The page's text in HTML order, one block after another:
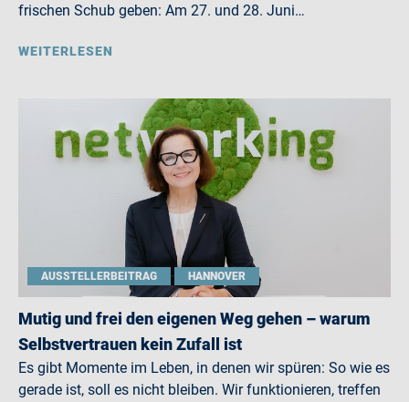
frischen Schub geben: Am 27. und 28. Juni…
WEITERLESEN
AUSSTELLERBEITRAG HANNOVER
Mutig und frei den eigenen Weg gehen – warum
Selbstvertrauen kein Zufall ist
Es gibt Momente im Leben, in denen wir spüren: So wie es
gerade ist, soll es nicht bleiben. Wir funktionieren, treffen